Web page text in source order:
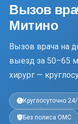
Вызов
Митино
Вызов врача на
выезд за 50–65
хирург —
Круглосуточно
Без полиса ОМС